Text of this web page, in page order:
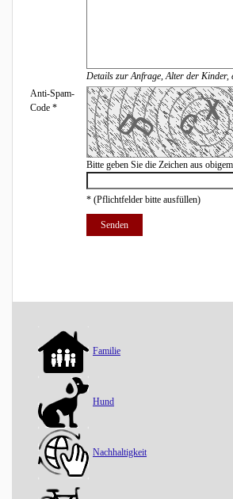
Details zur Anfrage, Alter der Kinder,
Anti-Spam-
Code *
Bitte geben Sie die Zeichen aus
* (Pflichtfelder bitte ausfüllen)
Familie
Hund
Nachhaltigkeit